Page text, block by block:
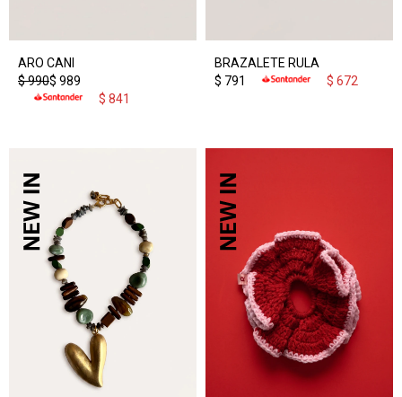
ARO CANI
$ 989
$990
$ 841
BRAZALETE RULA
$ 791 $ 672